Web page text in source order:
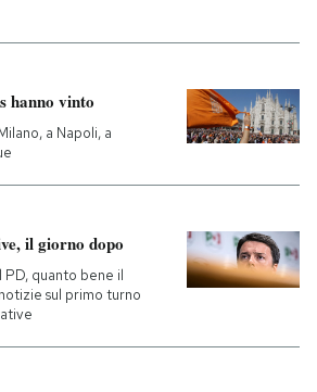
hanno vinto
a Napoli, a
il giorno dopo
quanto bene il
sul primo turno